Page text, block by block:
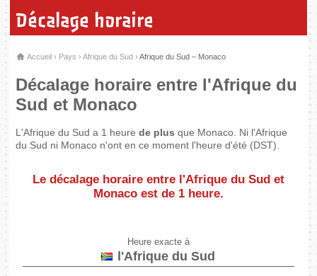
Décalage horaire
Accueil › Pays ›Afrique du Sud ›Afrique du Sud – Monaco
Décalage horaire entre l'Afrique du
Sud et Monaco
L'Afrique du Sud a 1 heurede plus que Monaco. Ni l'Afrique
du Sud ni Monaco n'ont en ce moment l'heure d'été (DST).
Le décalage horaire entre l'Afrique du Sud et
Monaco est de 1 heure.
Heure exacte à
l'Afrique du Sud